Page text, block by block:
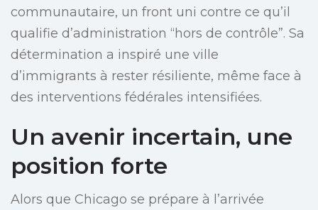
communautaire, un front uni contre ce qu’il
qualifie d’administration “hors de contrôle”. Sa
détermination a inspiré une ville
d’immigrants à rester résiliente, même face à
des interventions fédérales intensifiées.
Un avenir incertain, une
position forte
Alors que Chicago se prépare à l’arrivée